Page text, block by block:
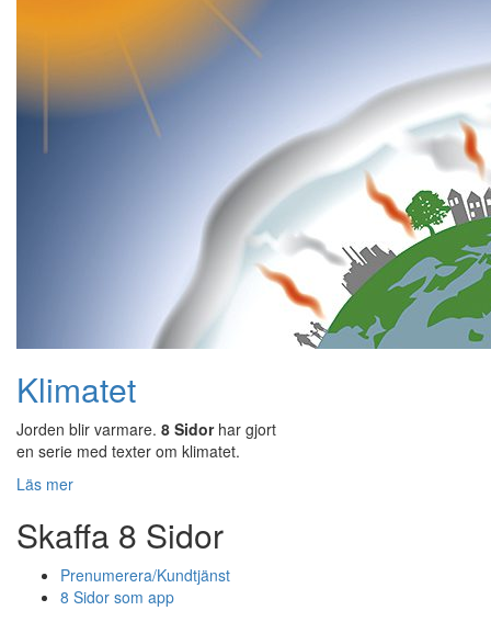
Klimatet
Jorden blir varmare. 8 Sidorhar gjort
en serie med texter om klimatet.
Läs mer
Skaffa 8 Sidor
Prenumerera/Kundtjänst
8 Sidor som app